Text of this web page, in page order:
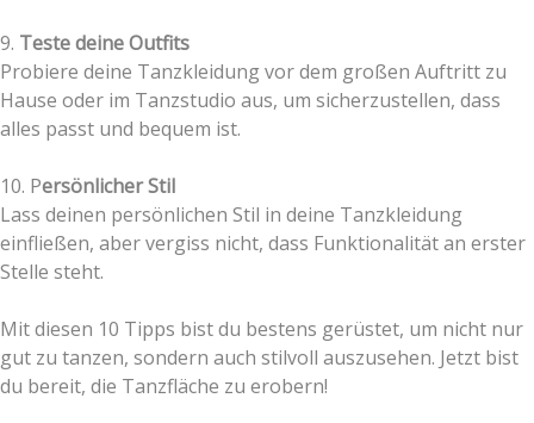
9. Teste deine Outfits
Probiere deine Tanzkleidung vor dem großen Auftritt zu
Hause oder im Tanzstudio aus, um sicherzustellen, dass
alles passt und bequem ist.
10. Persönlicher Stil
Lass deinen persönlichen Stil in deine Tanzkleidung
einfließen, aber vergiss nicht, dass Funktionalität an erster
Stelle steht.
Mit diesen 10 Tipps bist du bestens gerüstet, um nicht nur
gut zu tanzen, sondern auch stilvoll auszusehen. Jetzt bist
du bereit, die Tanzfläche zu erobern!